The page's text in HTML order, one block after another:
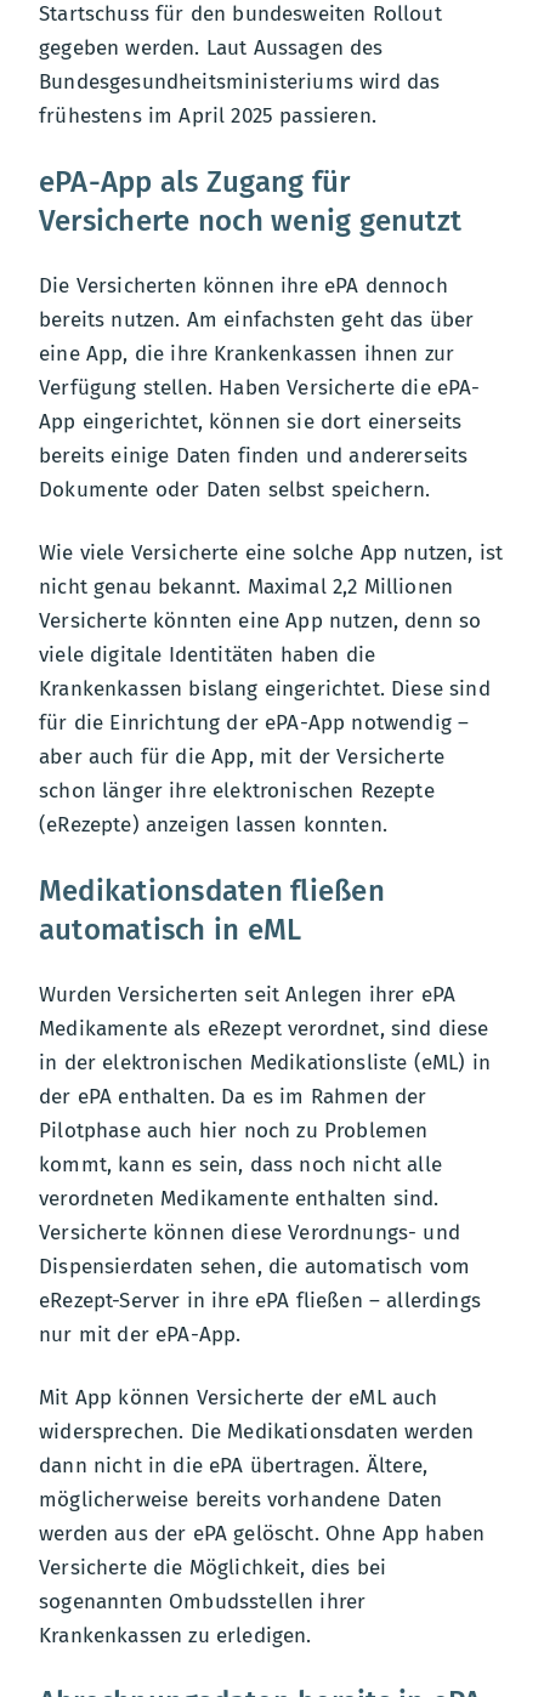
Startschuss für den bundesweiten Rollout
gegeben werden. Laut Aussagen des
Bundesgesundheitsministeriums wird das
frühestens im April 2025 passieren.
ePA-App als Zugang für
Versicherte noch wenig genutzt
Die Versicherten können ihre ePA dennoch
bereits nutzen. Am einfachsten geht das über
eine App, die ihre Krankenkassen ihnen zur
Verfügung stellen. Haben Versicherte die ePA-
App eingerichtet, können sie dort einerseits
bereits einige Daten finden und andererseits
Dokumente oder Daten selbst speichern.
Wie viele Versicherte eine solche App nutzen, ist
nicht genau bekannt. Maximal 2,2 Millionen
Versicherte könnten eine App nutzen, denn so
viele digitale Identitäten haben die
Krankenkassen bislang eingerichtet. Diese sind
für die Einrichtung der ePA-App notwendig –
aber auch für die App, mit der Versicherte
schon länger ihre elektronischen Rezepte
(eRezepte) anzeigen lassen konnten.
Medikationsdaten fließen
automatisch in eML
Wurden Versicherten seit Anlegen ihrer ePA
Medikamente als eRezept verordnet, sind diese
in der elektronischen Medikationsliste (eML) in
der ePA enthalten. Da es im Rahmen der
Pilotphase auch hier noch zu Problemen
kommt, kann es sein, dass noch nicht alle
verordneten Medikamente enthalten sind.
Versicherte können diese Verordnungs- und
Dispensierdaten sehen, die automatisch vom
eRezept-Server in ihre ePA fließen – allerdings
nur mit der ePA-App.
Mit App können Versicherte der eML auch
widersprechen. Die Medikationsdaten werden
dann nicht in die ePA übertragen. Ältere,
möglicherweise bereits vorhandene Daten
werden aus der ePA gelöscht. Ohne App haben
Versicherte die Möglichkeit, dies bei
sogenannten Ombudsstellen ihrer
Krankenkassen zu erledigen.